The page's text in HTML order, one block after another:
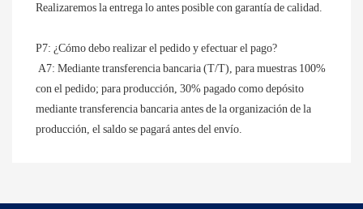
Realizaremos la entrega lo antes posible con garantía de calidad.
P7: ¿Cómo debo realizar el pedido y efectuar el pago?
con el pedido; para producción, 30% pagado como depósito
mediante transferencia bancaria antes de la organización de la
producción, el saldo se pagará antes del envío.